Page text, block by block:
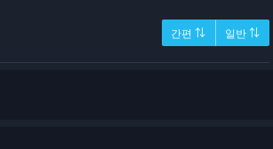
간편 ⇅ 일반 ⇅